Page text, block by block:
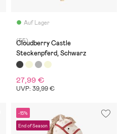
Auf Lager
(55)
Cloudberry Castle
Steckenpferd, Schwarz
27,99 €
UVP: 39,99 €
-15%
End of Season